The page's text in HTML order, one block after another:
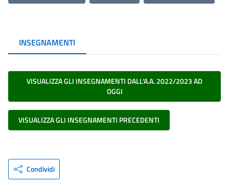
INSEGNAMENTI
VISUALIZZA GLI INSEGNAMENTI DALL'A.A. 2022/2023 AD
OGGI
VISUALIZZA GLI INSEGNAMENTI PRECEDENTI
Condividi